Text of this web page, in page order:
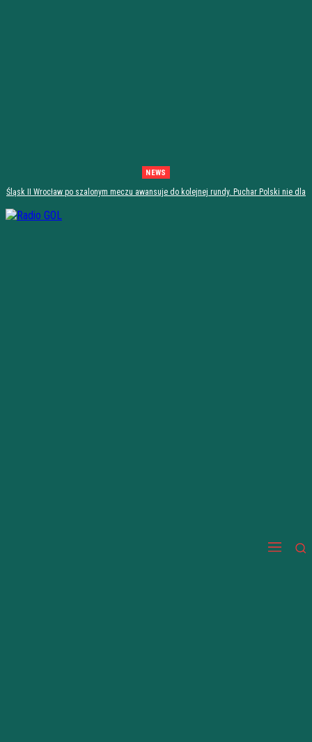
NEWS
Śląsk II Wrocław po szalonym meczu awansuje do kolejnej rundy. Puchar Polski nie dla